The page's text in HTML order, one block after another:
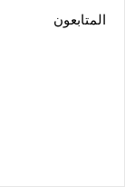
المتابعون